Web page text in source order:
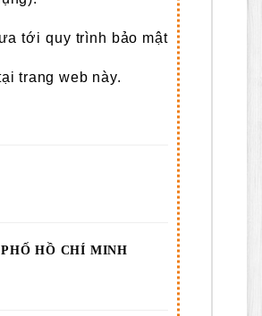
tới quy trình bảo mật
trang web này.
HỒ CHÍ MINH